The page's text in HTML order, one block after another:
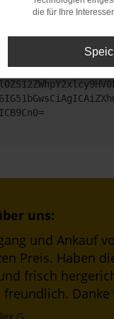
Schritte
uns:
und Ankauf
Preis. Haben
frisch
Danke
die für Ihre